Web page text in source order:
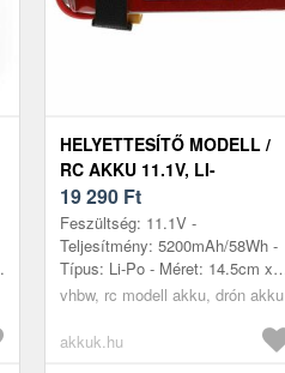
HELYETTESÍTŐ MODELL /
RC AKKU 11.1V, LI-
POLYMER, 5200MAH, XT60
CSATLAKOZÓ, 145MM X
50MM X 28MM
19 290 Ft
Feszültség: 11.1V -
Teljesítmény: 5200mAh/58Wh -
Típus: Li-Po - Méret: 14.5cm x
5cm x 2.8cm
vhbw, rc modell akku, drón akku
akkuk.hu